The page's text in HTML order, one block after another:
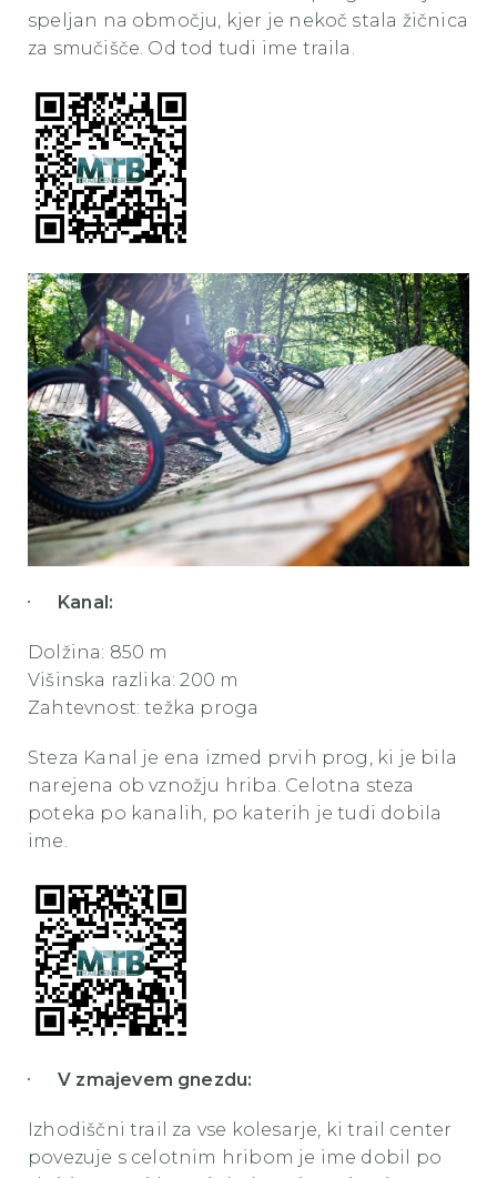
speljan na območju, kjer je nekoč stala žičnica
za smučišče. Od tod tudi ime traila.
Kanal:
Dolžina: 850 m
Višinska razlika: 200 m
Zahtevnost: težka proga
Steza Kanal je ena izmed prvih prog, ki je bila
narejena ob vznožju hriba. Celotna steza
poteka po kanalih, po katerih je tudi dobila
ime.
V zmajevem gnezdu:
Izhodiščni trail za vse kolesarje, ki trail center
povezuje s celotnim hribom je ime dobil po